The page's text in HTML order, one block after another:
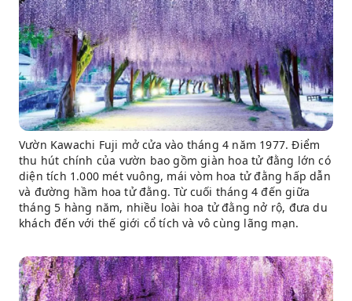
Vườn Kawachi Fuji mở cửa vào tháng 4 năm 1977. Điểm
thu hút chính của vườn bao gồm giàn hoa tử đằng lớn có
diện tích 1.000 mét vuông, mái vòm hoa tử đằng hấp dẫn
và đường hầm hoa tử đằng. Từ cuối tháng 4 đến giữa
tháng 5 hàng năm, nhiều loài hoa tử đằng nở rộ, đưa du
khách đến với thế giới cổ tích và vô cùng lãng mạn.